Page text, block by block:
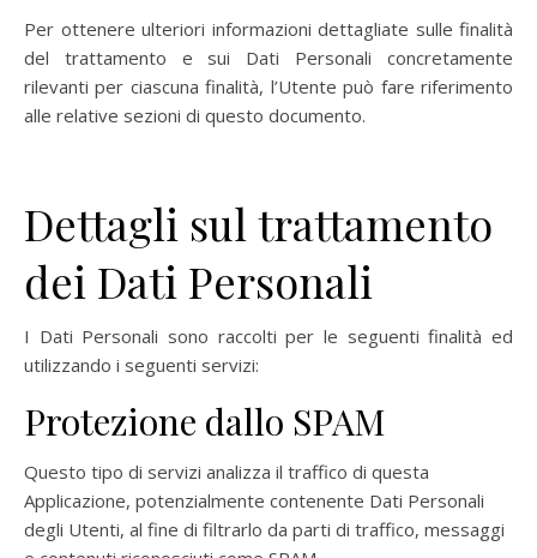
Per ottenere ulteriori informazioni dettagliate sulle finalità
del trattamento e sui Dati Personali concretamente
rilevanti per ciascuna finalità, l’Utente può fare riferimento
alle relative sezioni di questo documento.
Dettagli sul trattamento
dei Dati Personali
I Dati Personali sono raccolti per le seguenti finalità ed
utilizzando i seguenti servizi:
Protezione dallo SPAM
Questo tipo di servizi analizza il traffico di questa
Applicazione, potenzialmente contenente Dati Personali
degli Utenti, al fine di filtrarlo da parti di traffico, messaggi